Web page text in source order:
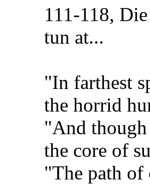
111-118,
tun at...
"In farthest
the horrid
"And
the core of
"The path of